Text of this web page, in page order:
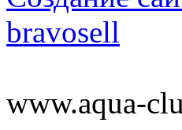
bravosell
www.aqua-